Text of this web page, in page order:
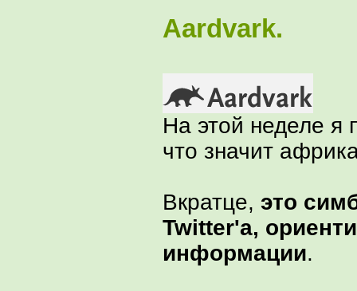
Aardvark.
На этой неделе я
что значит
Вкратце, это
Twitter'a,
информации.